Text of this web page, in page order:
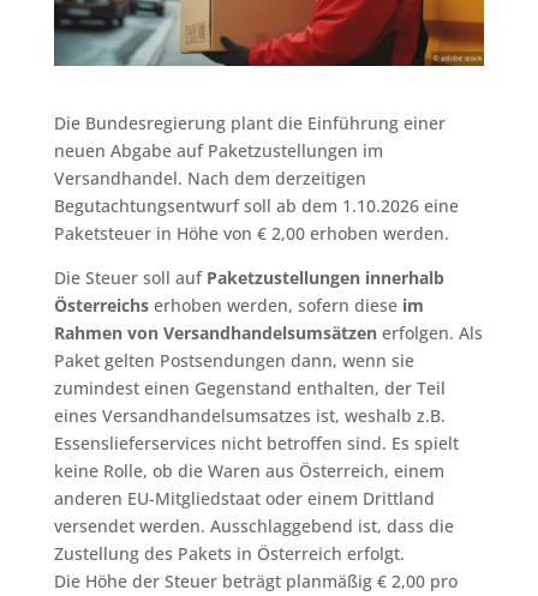
Die Bundesregierung plant die Einführung einer
neuen Abgabe auf Paketzustellungen im
Versandhandel. Nach dem derzeitigen
Begutachtungsentwurf soll ab dem 1.10.2026 eine
Paketsteuer in Höhe von € 2,00 erhoben werden.
Die Steuer soll auf Paketzustellungen innerhalb
Österreichserhoben werden, sofern diese im
Rahmen von Versandhandelsumsätzenerfolgen. Als
Paket gelten Postsendungen dann, wenn sie
zumindest einen Gegenstand enthalten, der Teil
eines Versandhandelsumsatzes ist, weshalb z.B.
Essenslieferservices nicht betroffen sind. Es spielt
keine Rolle, ob die Waren aus Österreich, einem
anderen EU-Mitgliedstaat oder einem Drittland
versendet werden. Ausschlaggebend ist, dass die
Zustellung des Pakets in Österreich erfolgt.
Die Höhe der Steuer beträgt planmäßig € 2,00 pro